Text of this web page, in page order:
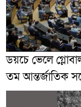
ডয়চে ভেলে
তম আন্তর্জাতিক